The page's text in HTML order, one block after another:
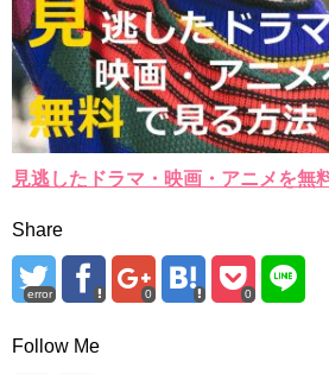
見逃したドラマ・映画・アニメを無
Share
error 0 0
Follow Me